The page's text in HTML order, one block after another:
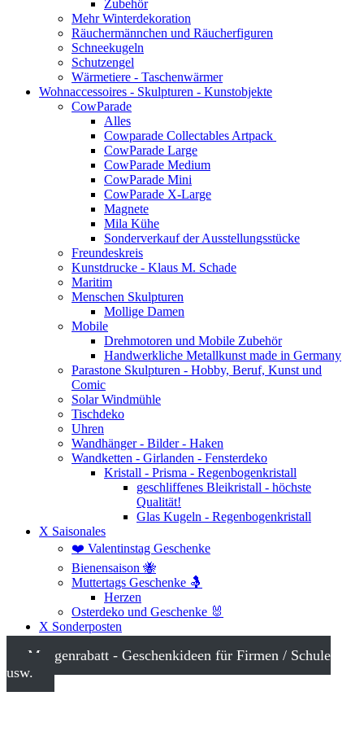
Zubehör
Mehr Winterdekoration
Räuchermännchen und Räucherfiguren
Schneekugeln
Schutzengel
Wärmetiere - Taschenwärmer
Wohnaccessoires - Skulpturen - Kunstobjekte
CowParade
Alles
Cowparade Collectables Artpack
CowParade Large
CowParade Medium
CowParade Mini
CowParade X-Large
Magnete
Mila Kühe
Sonderverkauf der Ausstellungsstücke
Freundeskreis
Kunstdrucke - Klaus M. Schade
Maritim
Menschen Skulpturen
Mollige Damen
Mobile
Drehmotoren und Mobile Zubehör
Handwerkliche Metallkunst made in Germany
Parastone Skulpturen - Hobby, Beruf, Kunst und
Comic
Solar Windmühle
Tischdeko
Uhren
Wandhänger - Bilder - Haken
Wandketten - Girlanden - Fensterdeko
Kristall - Prisma - Regenbogenkristall
geschliffenes Bleikristall - höchste
Qualität!
Glas Kugeln - Regenbogenkristall
X Saisonales
❤️ Valentinstag Geschenke
Bienensaison 🐝
Muttertags Geschenke 🤱
Herzen
Osterdeko und Geschenke 🐰
X Sonderposten
Mengenrabatt - Geschenkideen für Firmen / Schule
usw.